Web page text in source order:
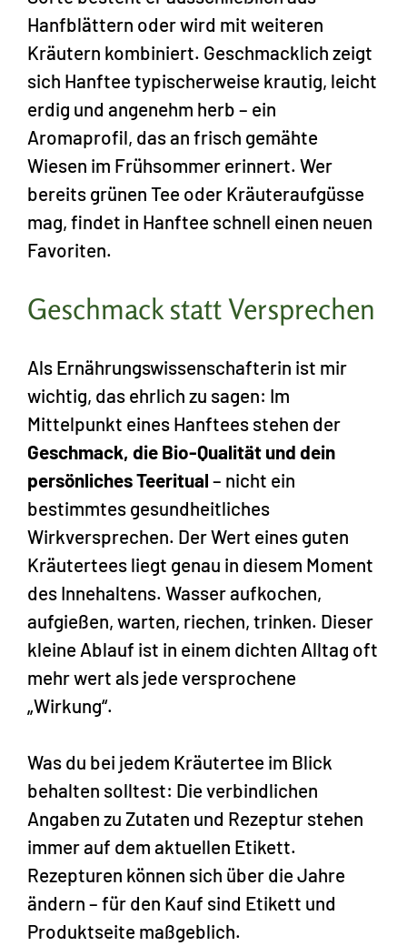
Hanfblättern oder wird mit weiteren
Kräutern kombiniert. Geschmacklich zeigt
sich Hanftee typischerweise krautig, leicht
erdig und angenehm herb – ein
Aromaprofil, das an frisch gemähte
Wiesen im Frühsommer erinnert. Wer
bereits grünen Tee oder Kräuteraufgüsse
mag, findet in Hanftee schnell einen neuen
Favoriten.
Geschmack statt Versprechen
Als Ernährungswissenschafterin ist mir
wichtig, das ehrlich zu sagen: Im
Mittelpunkt eines Hanftees stehen der
Geschmack, die Bio-Qualität und dein
persönliches Teeritual – nicht ein
bestimmtes gesundheitliches
Wirkversprechen. Der Wert eines guten
Kräutertees liegt genau in diesem Moment
des Innehaltens. Wasser aufkochen,
aufgießen, warten, riechen, trinken. Dieser
kleine Ablauf ist in einem dichten Alltag oft
mehr wert als jede versprochene
„Wirkung“.
Was du bei jedem Kräutertee im Blick
behalten solltest: Die verbindlichen
Angaben zu Zutaten und Rezeptur stehen
immer auf dem aktuellen Etikett.
Rezepturen können sich über die Jahre
ändern – für den Kauf sind Etikett und
Produktseite maßgeblich.